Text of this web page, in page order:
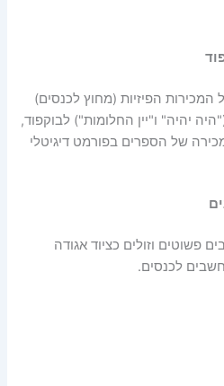
הפיזיות (מחוץ לכנסים)
יהיה" ו"יין החלומות") לבוקפוד,
של הספרים בפורמט דיגיטלי
של עד 5 מחשבים פשוטים וזולים כציוד אגודה
לכנסים.